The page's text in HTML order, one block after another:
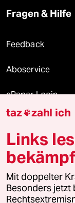
Fragen & Hilfe
Feedback
Aboservice
ePaper Login
Downloads für
© 2026 taz
Alle Rechte
wenden Sie sich bitte
taz zahl ich
Links
Mit doppelter
Besonders jetzt